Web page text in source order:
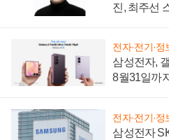
진, 최주선
전자·전기·정
삼성전자,
8월31일까
전자·전기·정
삼성전자